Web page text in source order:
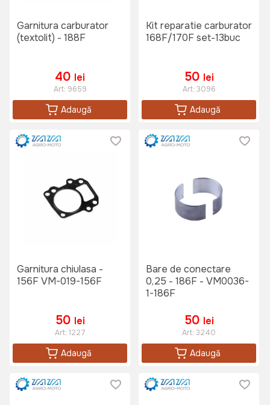
Garnitura carburator
(textolit) - 188F
40 lei
Art: 9659
Adaugă
Kit reparatie carburator
168F/170F set-13buc
50 lei
Art: 3096
Adaugă
Garnitura chiulasa -
156F VM-019-156F
50 lei
Art: 1227
Adaugă
Bare de conectare
0,25 - 186F - VM0036-
1-186F
50 lei
Art: 3240
Adaugă